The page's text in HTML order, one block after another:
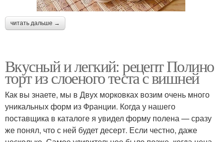
читать дальше →
Вкусный и легкий: рецепт Полино
торт из слоеного теста с вишней
Как вы знаете, мы в Двух морковках возим очень много
уникальных форм из Франции. Когда у нашего
поставщика в каталоге я увидел форму полена — сразу
же понял, что с ней будет десерт. Если честно, даже